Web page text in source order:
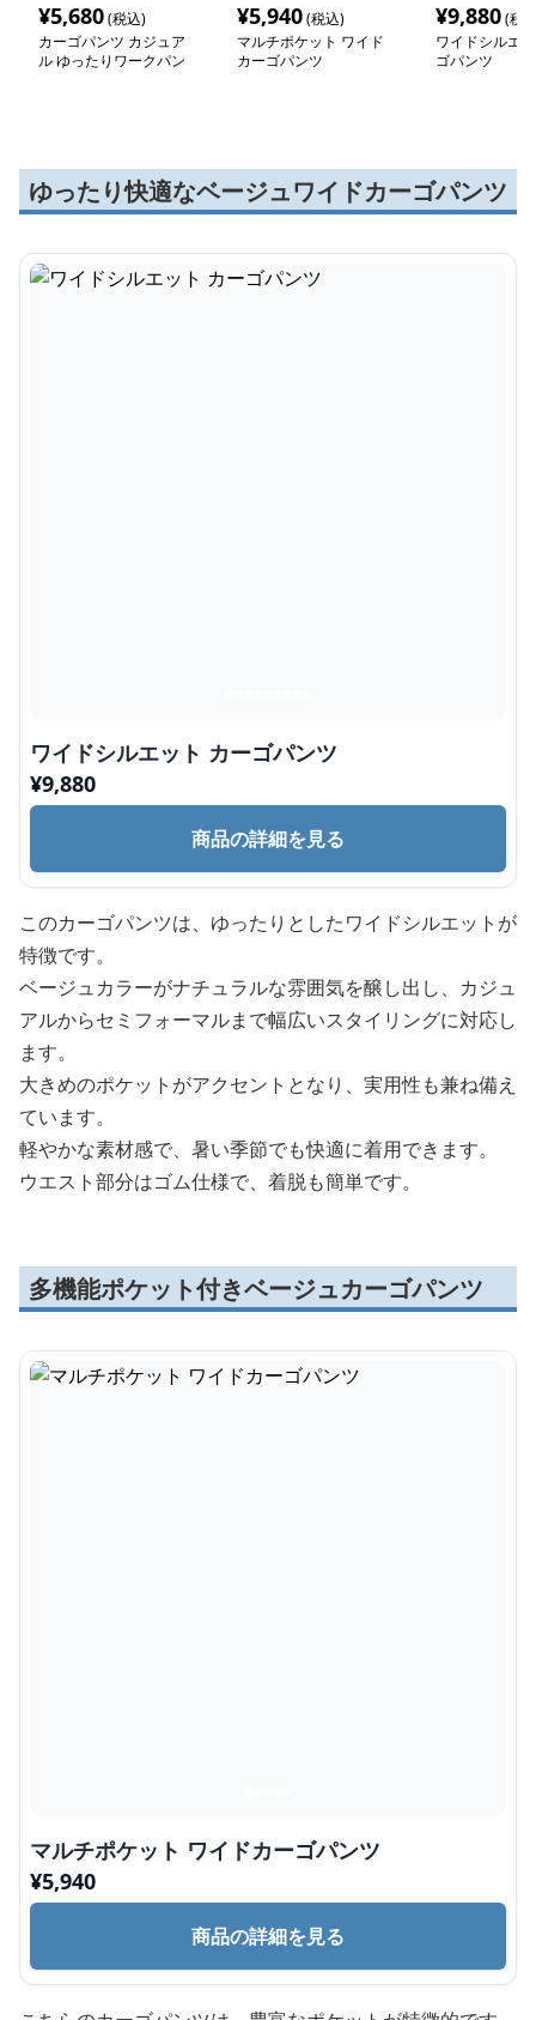
¥5,680(税込)
カーゴパンツ カジュア
ル ゆったりワークパン
¥5,940(税込)
マルチポケット ワイド
カーゴパンツ
¥9,880(税
ワイドシルエ
ゴパンツ
ゆったり快適なベージュワイドカーゴパンツ
ワイドシルエット カーゴパンツ
¥9,880
商品の詳細を見る
このカーゴパンツは、ゆったりとしたワイドシルエットが
特徴です。
ベージュカラーがナチュラルな雰囲気を醸し出し、カジュ
アルからセミフォーマルまで幅広いスタイリングに対応し
ます。
大きめのポケットがアクセントとなり、実用性も兼ね備え
ています。
軽やかな素材感で、暑い季節でも快適に着用できます。
ウエスト部分はゴム仕様で、着脱も簡単です。
多機能ポケット付きベージュカーゴパンツ
マルチポケット ワイドカーゴパンツ
¥5,940
商品の詳細を見る